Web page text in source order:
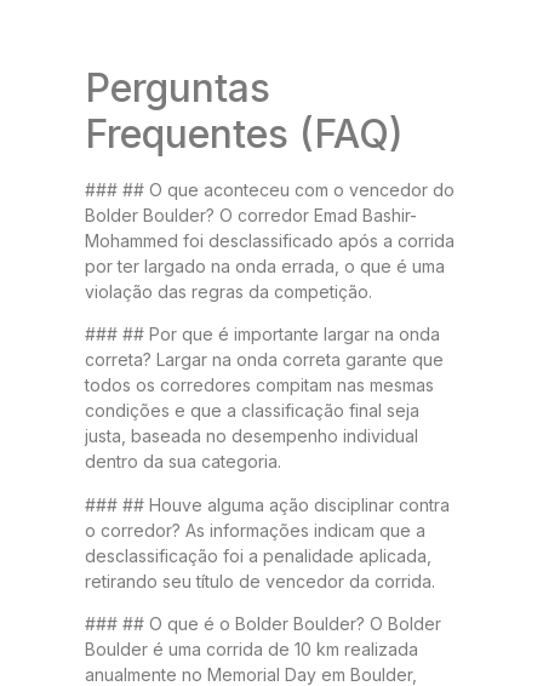
Perguntas
Frequentes (FAQ)
### ## O que aconteceu com o vencedor do
Bolder Boulder? O corredor Emad Bashir-
Mohammed foi desclassificado após a corrida
por ter largado na onda errada, o que é uma
violação das regras da competição.
### ## Por que é importante largar na onda
correta? Largar na onda correta garante que
todos os corredores compitam nas mesmas
condições e que a classificação final seja
justa, baseada no desempenho individual
dentro da sua categoria.
### ## Houve alguma ação disciplinar contra
o corredor? As informações indicam que a
desclassificação foi a penalidade aplicada,
retirando seu título de vencedor da corrida.
### ## O que é o Bolder Boulder? O Bolder
Boulder é uma corrida de 10 km realizada
anualmente no Memorial Day em Boulder,